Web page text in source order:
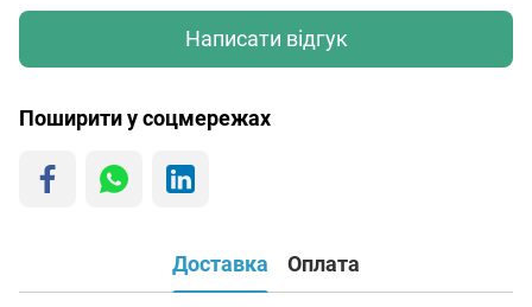
Написати відгук
Поширити у соцмережах
Доставка Оплата